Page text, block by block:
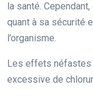
la santé.
quant à sa sécurité
l’organisme.
Les effets néfastes
excessive de